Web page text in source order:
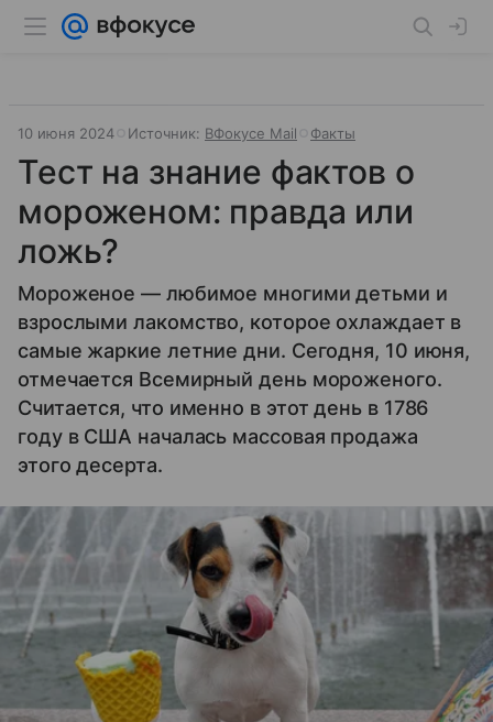
10 июня 2024 Источник: ВФокусе Mail Факты
Тест на знание фактов о
мороженом: правда или
ложь?
Мороженое — любимое многими детьми и
взрослыми лакомство, которое охлаждает в
самые жаркие летние дни. Сегодня, 10 июня,
отмечается Всемирный день мороженого.
Считается, что именно в этот день в 1786
году в США началась массовая продажа
этого десерта.